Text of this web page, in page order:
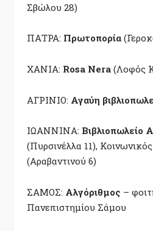
Σβώλου 28)
ΠΑΤΡΑ: Πρωτοπορία
ΧΑΝΙΑ: Rosa Nera (Λοφός
ΑΓΡΙΝΙΟ: Αγαύη
ΙΩΑΝΝΙΝΑ: Βιβλιοπωλείο
(Πυρσινέλλα 11),
(Αραβαντινού 6)
ΣΑΜΟΣ: Αλγόριθμος –
Πανεπιστημίου Σάμου